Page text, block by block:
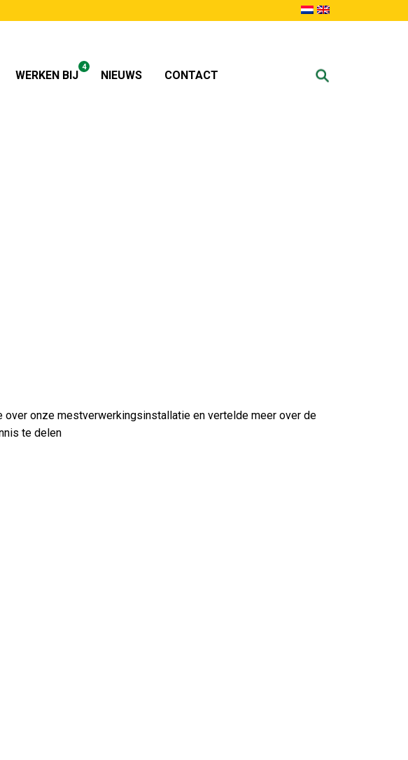
WERKEN BIJ
4
NIEUWS CONTACT
over onze mestverwerkingsinstallatie en vertelde meer over de
te delen